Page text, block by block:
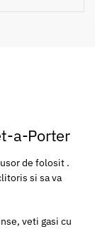
a-Porter
de folosit .
si sa va
veti gasi cu